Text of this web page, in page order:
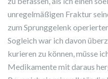
unregelmäßigen Fraktur
zum Sprunggelenk
Sogleich war ich davon
kurieren zu können, müsse
Medikamente mit daraus